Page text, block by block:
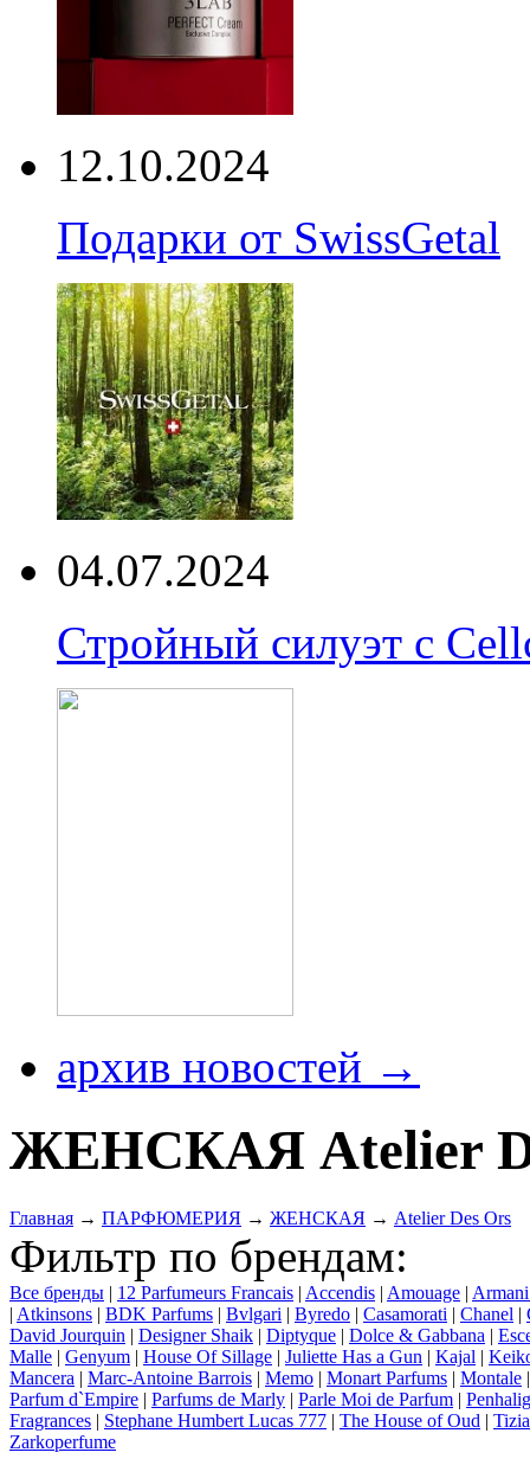
12.10.2024
Подарки от SwissGetal
04.07.2024
Стройный силуэт с
архив новостей →
ЖЕНСКАЯ Atelier
Главная → ПАРФЮМЕРИЯ → ЖЕНСКАЯ → Atelier Des Ors
Фильтр по брендам:
Все бренды | 12 Parfumeurs Francais | Accendis | Amouage |
| Atkinsons | BDK Parfums | Bvlgari | Byredo | Casamorati | Chanel |
David Jourquin | Designer Shaik | Diptyque | Dolce & Gabbana |
Malle | Genyum | House Of Sillage | Juliette Has a Gun | Kajal |
Mancera | Marc-Antoine Barrois | Memo | Monart Parfums | Montale
Parfum d`Empire | Parfums de Marly | Parle Moi de Parfum |
Fragrances | Stephane Humbert Lucas 777 | The House of Oud |
Zarkoperfume